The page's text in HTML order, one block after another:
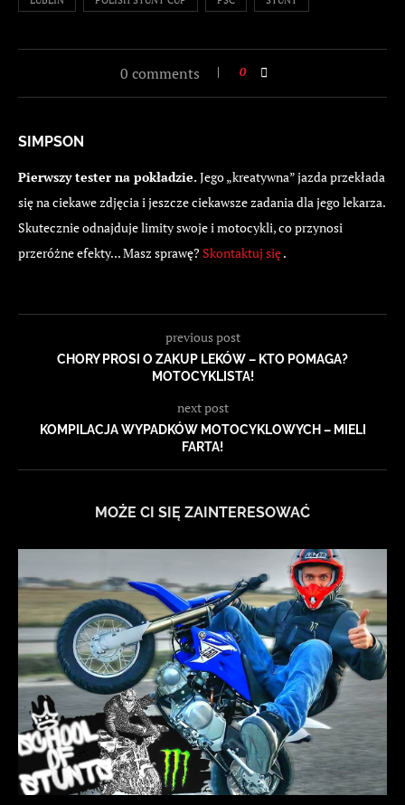
0 comments 0
SIMPSON
Pierwszy tester na pokładzie.Jego „kreatywna” jazda przekłada
się na ciekawe zdjęcia i jeszcze ciekawsze zadania dla jego lekarza.
Skutecznie odnajduje limity swoje i motocykli, co przynosi
przeróżne efekty... Masz sprawę? Skontaktuj się.
previous post
CHORY PROSI O ZAKUP LEKÓW – KTO POMAGA?
MOTOCYKLISTA!
next post
KOMPILACJA WYPADKÓW MOTOCYKLOWYCH – MIELI
FARTA!
MOŻE CI SIĘ ZAINTERESOWAĆ